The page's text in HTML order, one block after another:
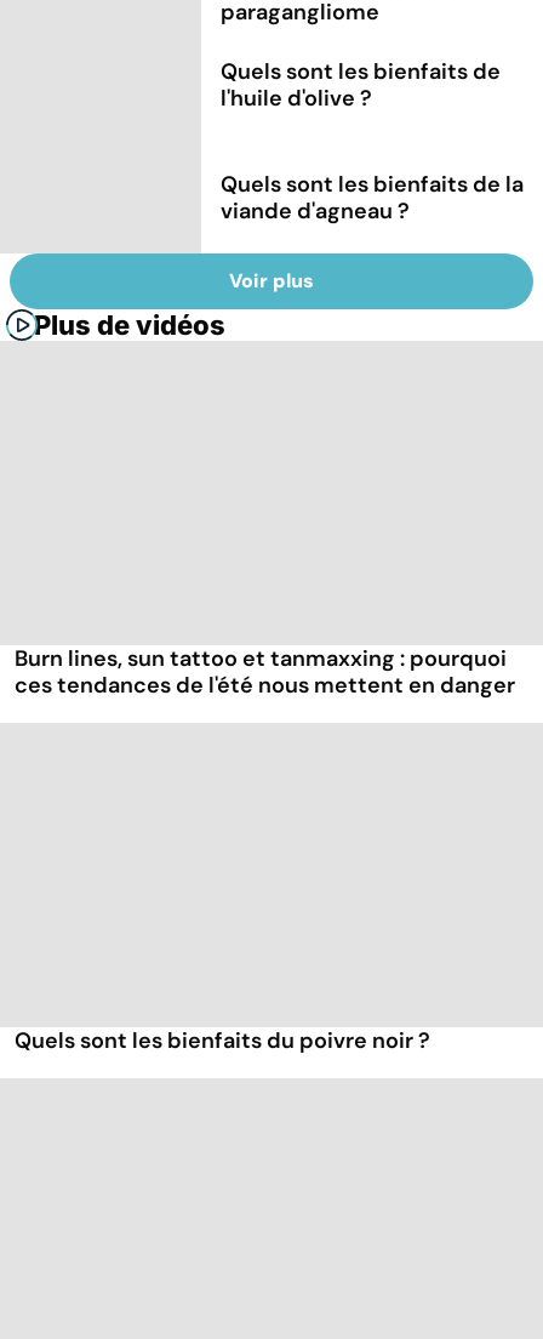
paragangliome
Quels sont les bienfaits de
l'huile d'olive ?
Quels sont les bienfaits de la
viande d'agneau ?
Voir plus
Plus de vidéos
Burn lines, sun tattoo et tanmaxxing : pourquoi
ces tendances de l'été nous mettent en danger
Quels sont les bienfaits du poivre noir ?